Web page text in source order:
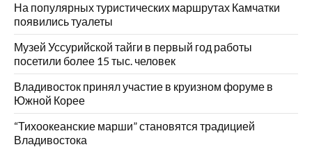
На популярных туристических маршрутах Камчатки
появились туалеты
Музей Уссурийской тайги в первый год работы
посетили более 15 тыс. человек
Владивосток принял участие в круизном форуме в
Южной Корее
“Тихоокеанские марши” становятся традицией
Владивостока